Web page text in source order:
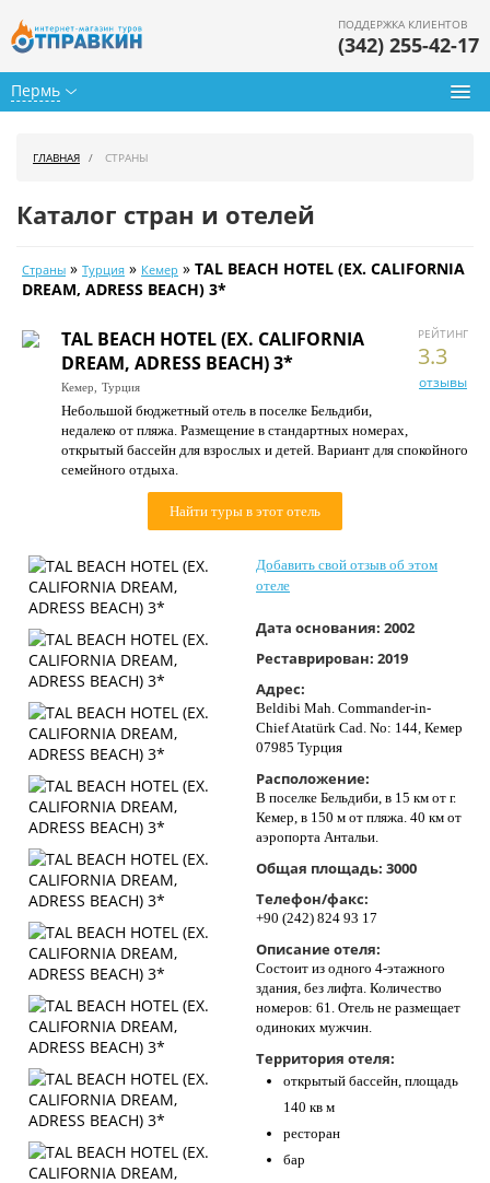
Пермь
ПОДДЕРЖКА КЛИЕНТОВ
(342) 255-42-17
Календарь туров
Цены дня
Страны
Как купить
О нас
ГЛАВНАЯ СТРАНЫ
Каталог стран и отелей
Страны » Турция » Кемер » TAL BEACH HOTEL (EX. CALIFORNIA
DREAM, ADRESS BEACH) 3*
РЕЙТИНГ
3.3
отзывы
TAL BEACH HOTEL (EX. CALIFORNIA
DREAM, ADRESS BEACH) 3*
Кемер, Турция
Небольшой бюджетный отель в поселке Бельдиби,
недалеко от пляжа. Размещение в стандартных номерах,
открытый бассейн для взрослых и детей. Вариант для спокойного
семейного отдыха.
Найти туры в этот отель
Добавить свой отзыв об этом
отеле
Дата основания: 2002
Реставрирован: 2019
Адрес:
Beldibi Mah. Commander-in-
Chief Atatürk Cad. No: 144, Кемер
07985 Турция
Расположение:
В поселке Бельдиби, в 15 км от г.
Кемер, в 150 м от пляжа. 40 км от
аэропорта Антальи.
Общая площадь: 3000
Телефон/факс:
+90 (242) 824 93 17
Описание отеля:
Состоит из одного 4-этажного
здания, без лифта. Количество
номеров: 61. Отель не размещает
одиноких мужчин.
Территория отеля:
открытый бассейн, площадь
140 кв м
ресторан
бар